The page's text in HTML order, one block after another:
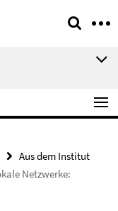
Aus dem Institut
Netzwerke: